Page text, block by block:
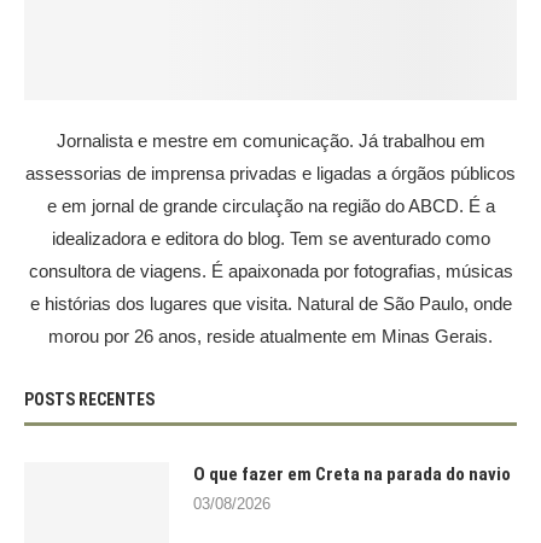
Jornalista e mestre em comunicação. Já trabalhou em
assessorias de imprensa privadas e ligadas a órgãos públicos
e em jornal de grande circulação na região do ABCD. É a
idealizadora e editora do blog. Tem se aventurado como
consultora de viagens. É apaixonada por fotografias, músicas
e histórias dos lugares que visita. Natural de São Paulo, onde
morou por 26 anos, reside atualmente em Minas Gerais.
POSTS RECENTES
O que fazer em Creta na parada do navio
03/08/2026